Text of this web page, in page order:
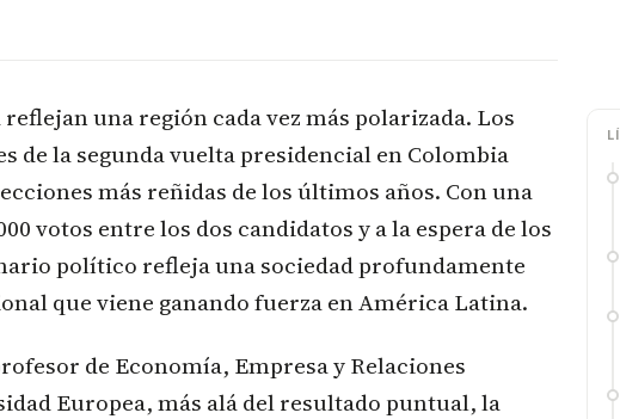
una región cada vez más polarizada. Los
de la segunda vuelta presidencial en Colombia
más reñidas de los últimos años. Con una
votos entre los dos candidatos y a la espera de los
político refleja una sociedad profundamente
que viene ganando fuerza en América Latina.
de Economía, Empresa y Relaciones
Europea, más alá del resultado puntual, la